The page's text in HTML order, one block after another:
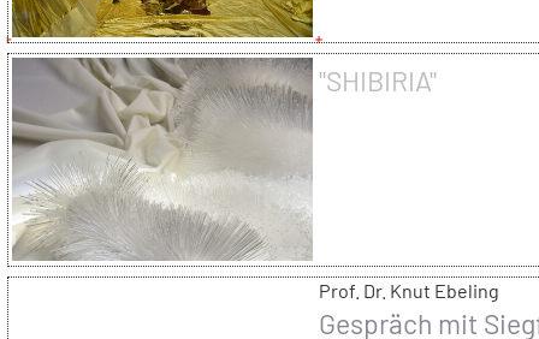
"SHIBIRIA"
Prof. Dr. Knut Ebeling
Gespräch mit